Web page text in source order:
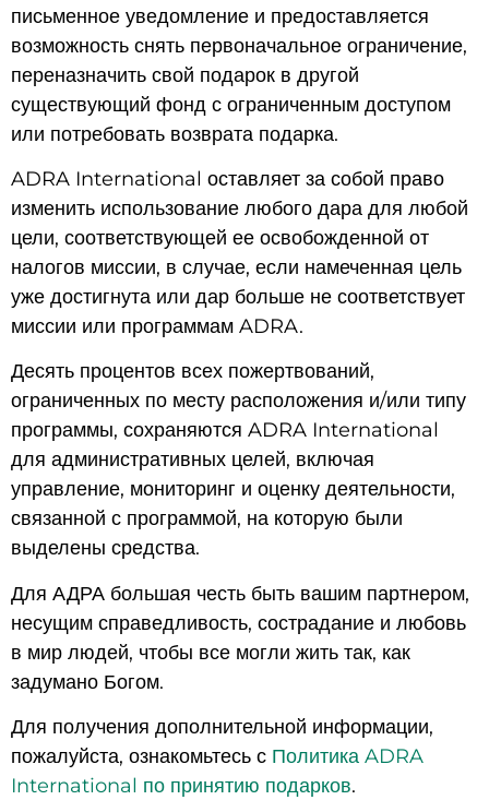
письменное уведомление и предоставляется
возможность снять первоначальное ограничение,
переназначить свой подарок в другой
существующий фонд с ограниченным доступом
или потребовать возврата подарка.
ADRA International оставляет за собой право
изменить использование любого дара для любой
цели, соответствующей ее освобожденной от
налогов миссии, в случае, если намеченная цель
уже достигнута или дар больше не соответствует
миссии или программам ADRA.
Десять процентов всех пожертвований,
ограниченных по месту расположения и/или типу
программы, сохраняются ADRA International
для административных целей, включая
управление, мониторинг и оценку деятельности,
связанной с программой, на которую были
выделены средства.
Для АДРА большая честь быть вашим партнером,
несущим справедливость, сострадание и любовь
в мир людей, чтобы все могли жить так, как
задумано Богом.
Для получения дополнительной информации,
пожалуйста, ознакомьтесь с Политика ADRA
International по принятию подарков.